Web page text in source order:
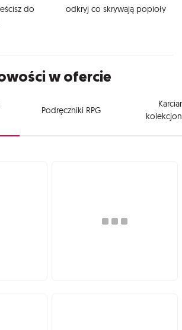
do
odkryj co skrywają popioły
w ofercie
Podręczniki RPG